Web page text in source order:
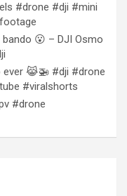
#drone #dji #mini
😮 – DJI Osmo
ever 😹🚁 #dji #drone
#viralshorts
#drone